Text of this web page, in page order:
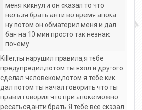
меня кикнул и он сказал то что
нельзя брать анти во время апока
ну потом он обматерил меня и дал
бан на 10 мин просто так незнаю
почему
Killer,ты нарушил правила,я тебе
предупредил,потом ты взял и другого
сделал человеком,потом я тебе кик
дал потом ты начал говорить что ты
прав и говорил что при апоке можно
ресаться,анти брать.Я тебе все сказал